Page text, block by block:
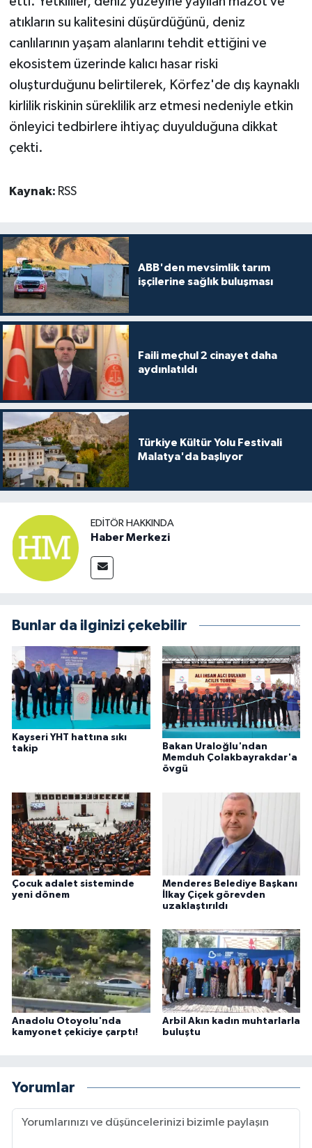
atıkların su kalitesini düşürdüğünü, deniz
canlılarının yaşam alanlarını tehdit ettiğini ve
ekosistem üzerinde kalıcı hasar riski
oluşturduğunu belirtilerek, Körfez'de dış kaynaklı
kirlilik riskinin süreklilik arz etmesi nedeniyle etkin
önleyici tedbirlere ihtiyaç duyulduğuna dikkat
çekti.
Kaynak: RSS
ABB'den mevsimlik tarım
işçilerine sağlık buluşması
Faili meçhul 2 cinayet daha
aydınlatıldı
Türkiye Kültür Yolu Festivali
Malatya'da başlıyor
EDITÖR HAKKINDA
Haber Merkezi
Bunlar da ilginizi çekebilir
Kayseri YHT hattına sıkı
takip
Bakan Uraloğlu'ndan
Memduh Çolakbayrakdar'a
övgü
Çocuk adalet sisteminde
yeni dönem
Menderes Belediye Başkanı
İlkay Çiçek görevden
uzaklaştırıldı
Anadolu Otoyolu'nda
kamyonet çekiciye çarptı!
Arbil Akın kadın muhtarlarla
buluştu
Yorumlar